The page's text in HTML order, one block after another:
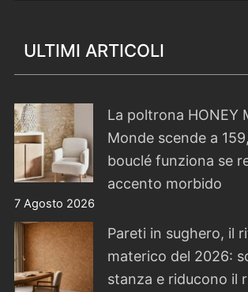
ULTIMI ARTICOLI
La poltrona HONEY
Monde scende a
bouclé funziona se
accento morbido
7 Agosto 2026
Pareti in sughero, il
materico del 2026:
stanza e riducono il